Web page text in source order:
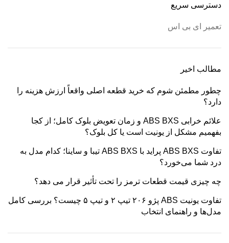
دسترسی سریع
تعمیر ای بی اس
مطالب اخیر
چطور مطمئن شوم که خرید قطعه اصلی واقعاً ارزش هزینه را
دارد؟
علائم خرابی ABS BXS و زمان تعویض بلوک کامل؛ از کجا
بفهمیم مشکل از یونیت است یا کل بلوک؟
تفاوت ABS BXS پراید با ABS BXS تیبا و ساینا؛ کدام مدل به
درد شما می‌خورد؟
چه چیزی قیمت قطعات ترمز را تحت تأثیر قرار می دهد؟
تفاوت یونیت ABS پژو ۲۰۶ تیپ ۲ و تیپ ۵ چیست؟ بررسی کامل
مدل‌ها و راهنمای انتخاب